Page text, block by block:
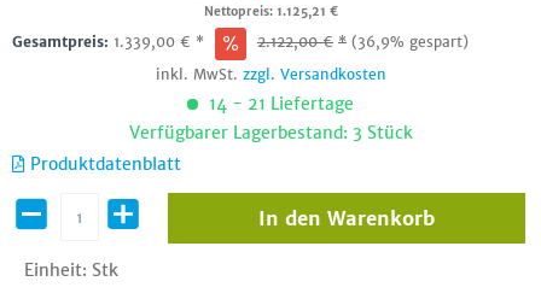
Nettopreis: 1.125,21 €
Gesamtpreis: 1.339,00 € * 2.122,00€ * (36,9% gespart)
inkl. MwSt. zzgl. Versandkosten
14 - 21 Liefertage
Verfügbarer Lagerbestand: 3 Stück
Produktdatenblatt
Einheit: Stk
In den Warenkorb